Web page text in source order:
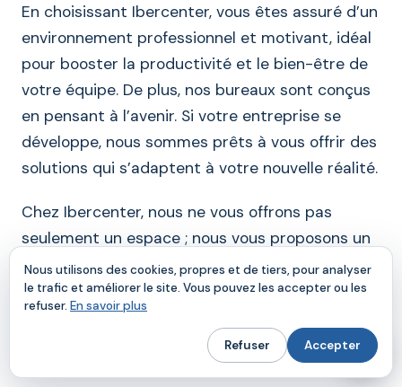
En choisissant Ibercenter, vous êtes assuré d’un
environnement professionnel et motivant, idéal
pour booster la productivité et le bien-être de
votre équipe. De plus, nos bureaux sont conçus
en pensant à l’avenir. Si votre entreprise se
développe, nous sommes prêts à vous offrir des
solutions qui s’adaptent à votre nouvelle réalité.
Chez Ibercenter, nous ne vous offrons pas
seulement un espace ; nous vous proposons un
chez-vous pour votre entreprise. Nous
comprenons les préoccupations des
entreprises qui se demandent combien coûte la
location d’un bureau à Madrid, mais au-delà du
prix, c’est la valeur et la qualité du service qui
Nous utilisons des cookies, propres et de tiers, pour analyser
le trafic et améliorer le site. Vous pouvez les accepter ou les
refuser. En savoir plus
Refuser Accepter